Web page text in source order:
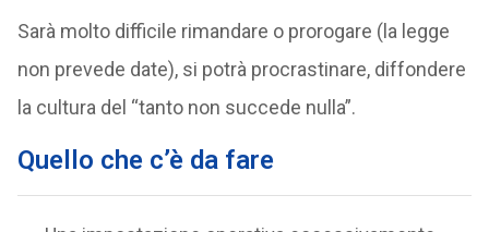
Sarà molto difficile rimandare o prorogare (la legge
non prevede date), si potrà procrastinare, diffondere
la cultura del “tanto non succede nulla”.
Quello che c’è da fare